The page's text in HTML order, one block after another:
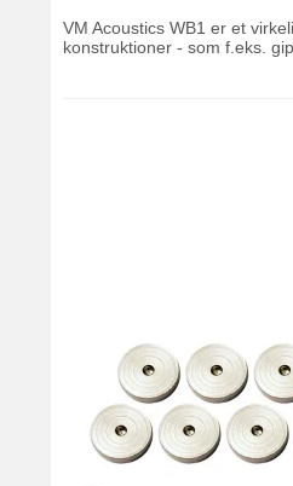
VM Acoustics WB1 er et
konstruktioner - som f.eks.